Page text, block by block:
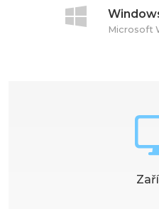
Microsoft